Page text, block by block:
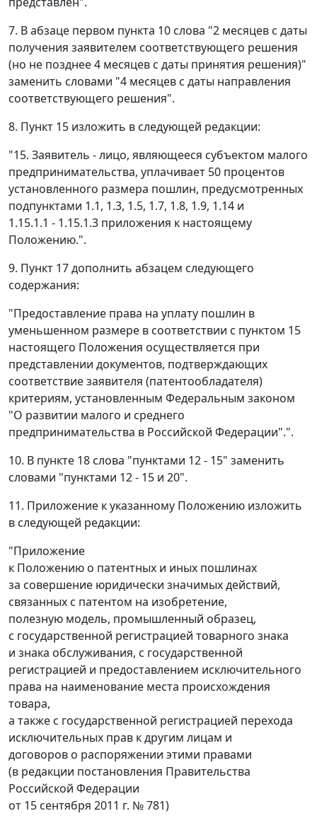
7. В абзаце первом пункта 10 слова "2 месяцев с даты
получения заявителем соответствующего решения
(но не позднее 4 месяцев с даты принятия решения)"
заменить словами "4 месяцев с даты направления
соответствующего решения".
8. Пункт 15 изложить в следующей редакции:
"15. Заявитель - лицо, являющееся субъектом малого
предпринимательства, уплачивает 50 процентов
установленного размера пошлин, предусмотренных
подпунктами 1.1, 1.3, 1.5, 1.7, 1.8, 1.9, 1.14 и
1.15.1.1 - 1.15.1.3 приложения к настоящему
Положению.".
9. Пункт 17 дополнить абзацем следующего
содержания:
"Предоставление права на уплату пошлин в
уменьшенном размере в соответствии с пунктом 15
настоящего Положения осуществляется при
представлении документов, подтверждающих
соответствие заявителя (патентообладателя)
критериям, установленным Федеральным законом
"О развитии малого и среднего
предпринимательства в Российской Федерации".".
10. В пункте 18 слова "пунктами 12 - 15" заменить
словами "пунктами 12 - 15 и 20".
11. Приложение к указанному Положению изложить
в следующей редакции:
"Приложение
к Положению о патентных и иных пошлинах
за совершение юридически значимых действий,
связанных с патентом на изобретение,
полезную модель, промышленный образец,
с государственной регистрацией товарного знака
и знака обслуживания, с государственной
регистрацией и предоставлением исключительного
права на наименование места происхождения
товара,
а также с государственной регистрацией перехода
исключительных прав к другим лицам и
договоров о распоряжении этими правами
(в редакции постановления Правительства
Российской Федерации
от 15 сентября 2011 г. № 781)